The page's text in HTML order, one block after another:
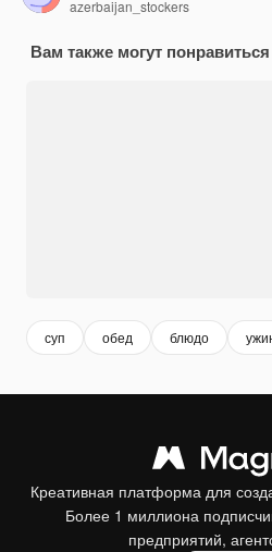
azerbaijan_stockers
Вам также могут
суп обед блюдо
Креативная платформа для
Более 1 миллиона
предприятий,